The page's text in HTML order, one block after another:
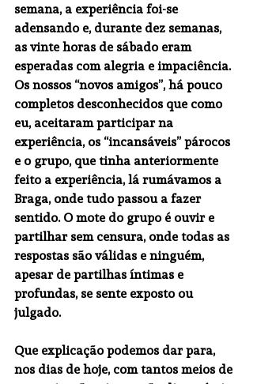
semana, a experiência foi-se
adensando e, durante dez semanas,
as vinte horas de sábado eram
esperadas com alegria e impaciência.
Os nossos “novos amigos”, há pouco
completos desconhecidos que como
eu, aceitaram participar na
experiência, os “incansáveis” párocos
e o grupo, que tinha anteriormente
feito a experiência, lá rumávamos a
Braga, onde tudo passou a fazer
sentido. O mote do grupo é ouvir e
partilhar sem censura, onde todas as
respostas são válidas e ninguém,
apesar de partilhas íntimas e
profundas, se sente exposto ou
julgado.
Que explicação podemos dar para,
nos dias de hoje, com tantos meios de